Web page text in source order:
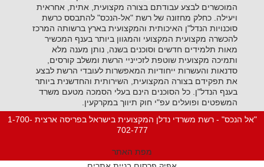
המוכשרים לבצע עבודתם בצורה מקצועית, אתית, אחראית
ויעילה. כחלק מחזונה של רשת "אל-הנכס" להתבסס כרשת
סוכנויות הנדל"ן האיכותית והמקצועית בארץ ברשותה המרכז
להכשרה מקצועית המקצועי והמגוון ביותר בענף המכשיר
מאות תלמידים חדשים וסוכנים בשנה, נותן מענה מלא
ותמיכה מקצועית שוטפת לזכייניי הרשת ומשלב קורסים,
סדנאות והעשרות ייחודיות המאפשרות לעובדי הרשת לבצע
את תפקידם בצורה המקצועית, השירותית והחדשנית ביותר
בענף הנדל"ן. כל הסוכנים הינם בעלי הסמכה מטעם משרד
המשפטים ופועלים עפ"י חוק תיווך במקרקעין.
"אל הנכס" - רשת משרדי נדלן המקצועית בישראל בפריסה ארצית 1-700-
702-777
מפת האתר